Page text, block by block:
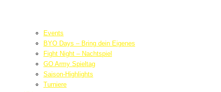
Events
BYO Days – Bring dein Eigenes
Fight Night – Nachtspiel
GO Army Spieltag
Saison-Highlights
Turniere